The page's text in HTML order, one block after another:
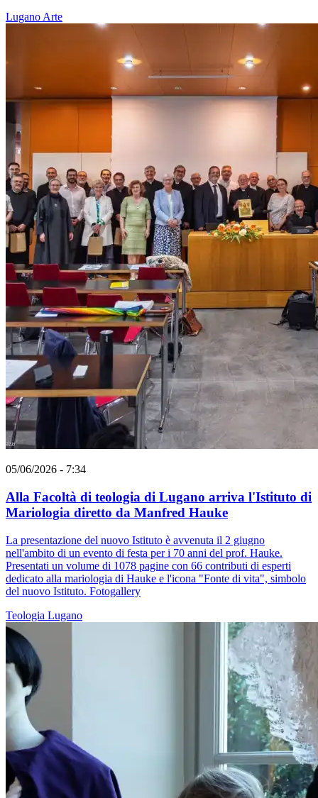
Lugano Arte
05/06/2026 - 7:34
Alla Facoltà di teologia di Lugano arriva l'Istituto di
Mariologia diretto da Manfred Hauke
La presentazione del nuovo Istituto è avvenuta il 2 giugno
nell'ambito di un evento di festa per i 70 anni del prof. Hauke.
Presentati un volume di 1078 pagine con 66 contributi di esperti
dedicato alla mariologia di Hauke e l'icona "Fonte di vita", simbolo
del nuovo Istituto. Fotogallery
Teologia Lugano